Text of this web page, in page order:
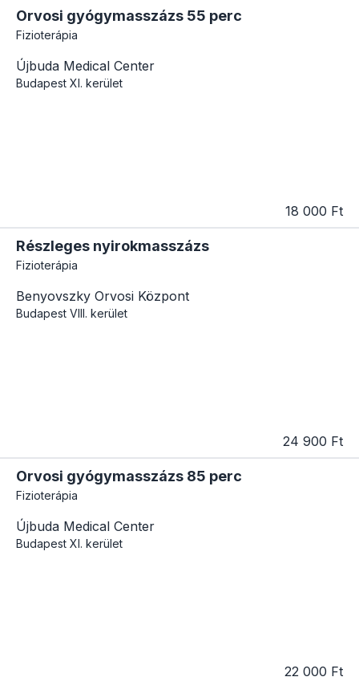
Orvosi gyógymasszázs 55 perc
Fizioterápia
Újbuda Medical Center
Budapest XI. kerület
18 000 Ft
Részleges nyirokmasszázs
Fizioterápia
Benyovszky Orvosi Központ
Budapest VIII. kerület
24 900 Ft
Orvosi gyógymasszázs 85 perc
Fizioterápia
Újbuda Medical Center
Budapest XI. kerület
22 000 Ft